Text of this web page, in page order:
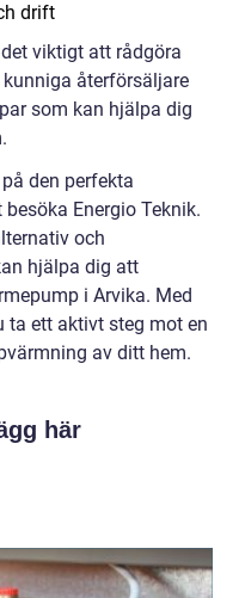
drift
viktigt att rådgöra
kunniga återförsäljare
som kan hjälpa dig
den perfekta
besöka Energio Teknik.
och
hjälpa dig att
i Arvika. Med
ta ett aktivt steg mot en
av ditt hem.
här